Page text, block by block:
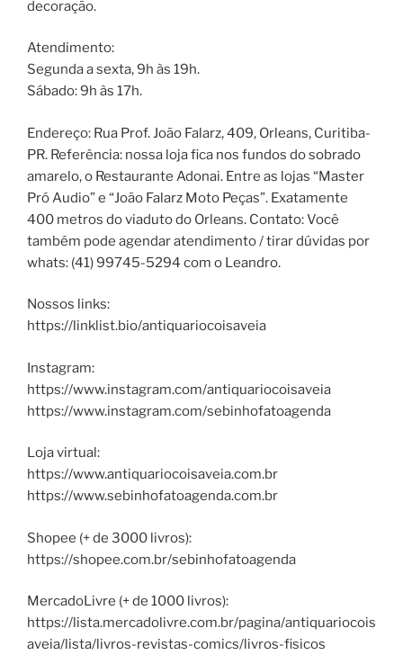
decoração.
Atendimento:
Segunda a sexta, 9h às 19h.
Sábado: 9h às 17h.
Endereço: Rua Prof. João Falarz, 409, Orleans, Curitiba-
PR. Referência: nossa loja fica nos fundos do sobrado
amarelo, o Restaurante Adonai. Entre as lojas “Master
Pró Audio” e “João Falarz Moto Peças”. Exatamente
400 metros do viaduto do Orleans. Contato: Você
também pode agendar atendimento / tirar dúvidas por
whats: (41) 99745-5294 com o Leandro.
Nossos links:
https://linklist.bio/antiquariocoisaveia
Instagram:
https://www.instagram.com/antiquariocoisaveia
https://www.instagram.com/sebinhofatoagenda
Loja virtual:
https://www.antiquariocoisaveia.com.br
https://www.sebinhofatoagenda.com.br
Shopee (+ de 3000 livros):
https://shopee.com.br/sebinhofatoagenda
MercadoLivre (+ de 1000 livros):
https://lista.mercadolivre.com.br/pagina/antiquariocois
aveia/lista/livros-revistas-comics/livros-fisicos